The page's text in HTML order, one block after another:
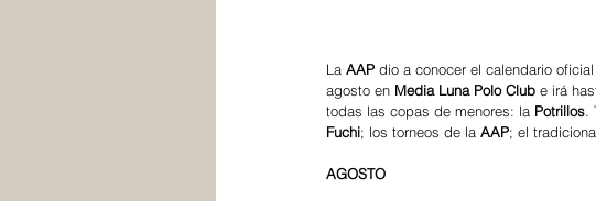
La AAP dio a conocer el calendario
agosto en Media Luna Polo Club e irá
todas las copas de menores: la Potrillos.
Fuchi; los torneos de la AAP; el
AGOSTO